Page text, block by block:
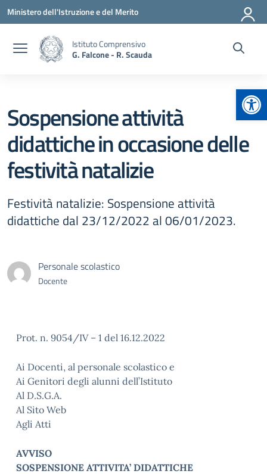
Vai ai contenuti
Vai al menu di navigazione
Vai al footer
Ministero dell'Istruzione e del Merito
Istituto Comprensivo
G. Falcone - R. Scauda
Sospensione attività
didattiche in occasione delle
festività natalizie
Festività natalizie: Sospensione attività
didattiche dal 23/12/2022 al 06/01/2023.
Personale scolastico
Docente
Prot. n. 9054/IV – 1 del 16.12.2022
Ai Docenti, al personale scolastico e
Ai Genitori degli alunni dell’Istituto
Al D.S.G.A.
Al Sito Web
Agli Atti
AVVISO
SOSPENSIONE ATTIVITA’ DIDATTICHE